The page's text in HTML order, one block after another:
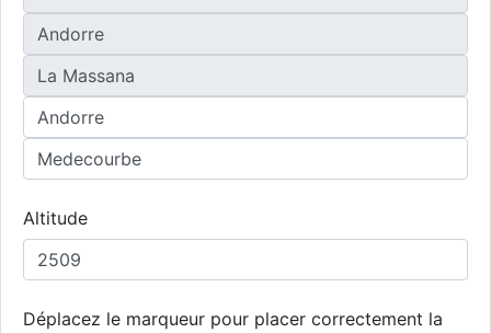
Altitude
Déplacez le marqueur pour placer correctement la